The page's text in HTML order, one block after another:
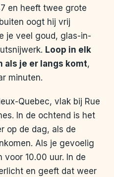
en heeft twee grote
oogt hij vrij
je veel goud, glas-in-
Loop in elk
als je er langs komt,
minuten.
Quebec, vlak bij Rue
In de ochtend is het
op de dag, als de
Als je gevoelig
10.00 uur. In de
en geeft dat weer